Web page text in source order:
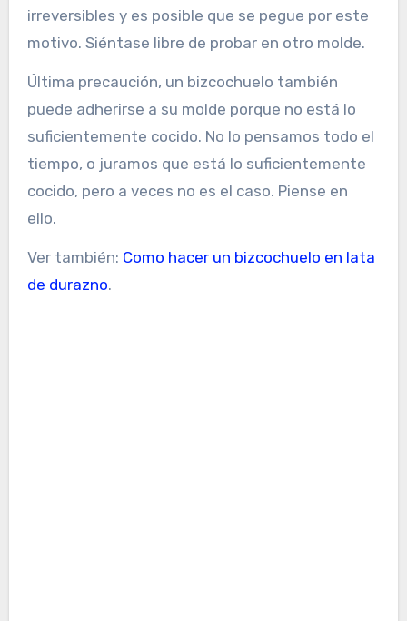
irreversibles y es posible que se pegue por este
motivo. Siéntase libre de probar en otro molde.
Última precaución, un bizcochuelo también
puede adherirse a su molde porque no está lo
suficientemente cocido. No lo pensamos todo el
tiempo, o juramos que está lo suficientemente
cocido, pero a veces no es el caso. Piense en
ello.
Ver también: Como hacer un bizcochuelo en lata
de durazno.